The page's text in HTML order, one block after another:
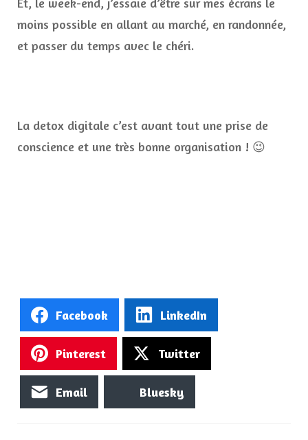
moins possible en allant au marché, en randonnée,
et passer du temps avec le chéri.
La detox digitale c’est avant tout une prise de
conscience et une très bonne organisation ! 😉
Facebook LinkedIn
Pinterest Twitter
Email Bluesky